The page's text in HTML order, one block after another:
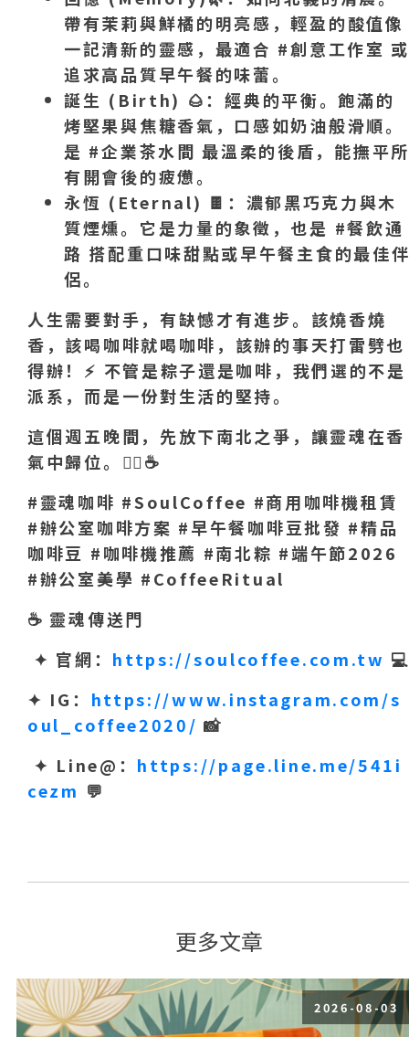
帶有茉莉與鮮橘的明亮感，輕盈的酸值像
一記清新的靈感，最適合 #創意工作室
追求高品質早午餐的味蕾。
誕生 (Birth) 🌰：經典的平衡。飽滿的
烤堅果與焦糖香氣，口感如奶油般滑順。
是 #企業茶水間 最溫柔的後盾，能撫平所
有開會後的疲憊。
永恆 (Eternal) 🍫 ：濃郁黑巧克力與木
質煙燻。它是力量的象徵，也是 #餐飲通
路 搭配重口味甜點或早午餐主食的最佳
侶。
人生需要對手，有缺憾才有進步。該燒香燒
香，該喝咖啡就喝咖啡，該辦的事天打雷劈也
得辦！ ⚡️ 不管是粽子還是咖啡，我們選的不是
派系，而是一份對生活的堅持。
這個週五晚間，先放下南北之爭，讓靈魂在香
氣中歸位。 💆‍☕
#靈魂咖啡 #SoulCoffee #商用咖啡機租賃
#辦公室咖啡方案 #早午餐咖啡豆批發 #精品
咖啡豆 #咖啡機推薦 #南北粽 #端午節2026
#辦公室美學 #CoffeeRitual
☕ 靈魂傳送門
✦ 官網： https://soulcoffee.com.tw
✦ IG ： https://www.instagram.com/s
oul_coffee2020/ 📸
✦ Line@ ： https://page.line.me/541i
cezm 💬
更多文章
2026-08-03